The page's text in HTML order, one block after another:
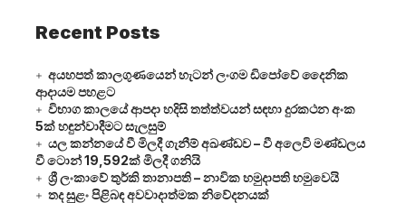
Recent Posts
අයහපත් කාලගුණයෙන් හැටන් ලංගම ඩිපෝවේ දෛනික
ආදායම පහළට
විභාග කාලයේ ආපදා හදිසි තත්ත්වයන් සඳහා දුරකථන අංක
5ක් හඳුන්වාදීමට සැලසුම්
යල කන්නයේ වී මිලදී ගැනීම් අඛණ්ඩව – වී අලෙවි මණ්ඩලය
වී ටොන් 19,592ක් මිලදී ගනියි
ශ්‍රී ලංකාවේ තුර්කි තානාපති – නාවික හමුදාපති හමුවෙයි
තද සුළං පිළිබඳ අවවාදාත්මක නිවේදනයක්